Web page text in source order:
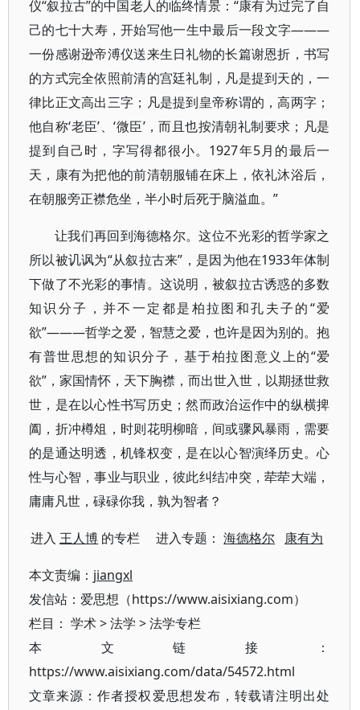
仪“叙拉古”的中国老人的临终情景：“康有为过完了自
己的七十大寿，开始写他一生中最后一段文字———
一份感谢逊帝溥仪送来生日礼物的长篇谢恩折，书写
的方式完全依照前清的宫廷礼制，凡是提到天的，一
律比正文高出三字；凡是提到皇帝称谓的，高两字；
他自称‘老臣’、‘微臣’，而且也按清朝礼制要求；凡是
提到自己时，字写得都很小。1927年5月的最后一
天，康有为把他的前清朝服铺在床上，依礼沐浴后，
在朝服旁正襟危坐，半小时后死于脑溢血。”
让我们再回到海德格尔。这位不光彩的哲学家之
所以被讥讽为“从叙拉古来”，是因为他在1933年体制
下做了不光彩的事情。这说明，被叙拉古诱惑的多数
知识分子，并不一定都是柏拉图和孔夫子的“爱
欲”———哲学之爱，智慧之爱，也许是因为别的。抱
有普世思想的知识分子，基于柏拉图意义上的“爱
欲”，家国情怀，天下胸襟，而出世入世，以期拯世救
世，是在以心性书写历史；然而政治运作中的纵横捭
阖，折冲樽俎，时则花明柳暗，间或骤风暴雨，需要
的是通达明透，机锋权变，是在以心智演绎历史。心
性与心智，事业与职业，彼此纠结冲突，荦荦大端，
庸庸凡世，碌碌你我，孰为智者？
进入王人博 的专栏 进入专题：海德格尔 康有为
本文责编： jiangxl
发信站：爱思想（https://www.aisixiang.com）
栏目： 学术>法学 >法学专栏
本文链接：
https://www.aisixiang.com/data/54572.html
文章来源：作者授权爱思想发布，转载请注明出处